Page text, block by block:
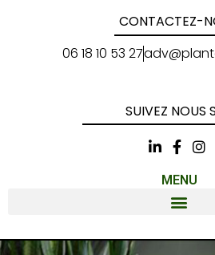
CONTACTEZ-
06 18 10 53 27
SUIVEZ NOUS
MENU